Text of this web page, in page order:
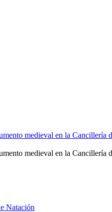
medieval en la Cancillería
medieval en la Cancillería
Natación